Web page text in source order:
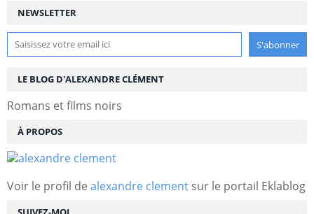
NEWSLETTER
LE BLOG D'ALEXANDRE CLÉMENT
Romans et films noirs
À PROPOS
Voir le profil de alexandre clement sur le portail Eklablog